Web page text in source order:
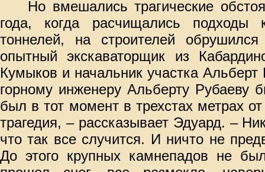
Но вмешались трагические
года, когда расчищались
тоннелей, на строителей
опытный экскаваторщик из
Кумыков и начальник участка
горному инженеру Альберту Рубаеву
был в тот момент в трехстах метрах
трагедия, – рассказывает Эдуард. –
что так все случится. И ничто не
До этого крупных камнепадов не